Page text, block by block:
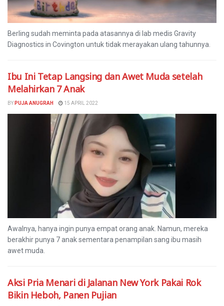
Berling sudah meminta pada atasannya di lab medis Gravity
Diagnostics in Covington untuk tidak merayakan ulang tahunnya.
Ibu Ini Tetap Langsing dan Awet Muda setelah
Melahirkan 7 Anak
BY PUJA ANUGRAH 15 APRIL 2022
Awalnya, hanya ingin punya empat orang anak. Namun, mereka
berakhir punya 7 anak sementara penampilan sang ibu masih
awet muda.
Aksi Pria Menari di Jalanan New York Pakai Rok
Bikin Heboh, Panen Pujian